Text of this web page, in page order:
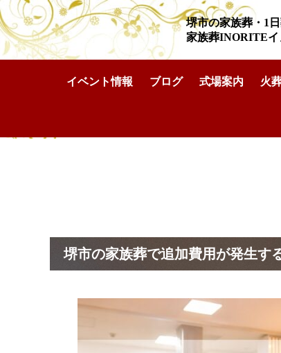
堺市の家族葬・1
家族葬INORITEイ
イベント情報 ブログ 式場案内 火
堺市の家族葬で追加費用が発生す